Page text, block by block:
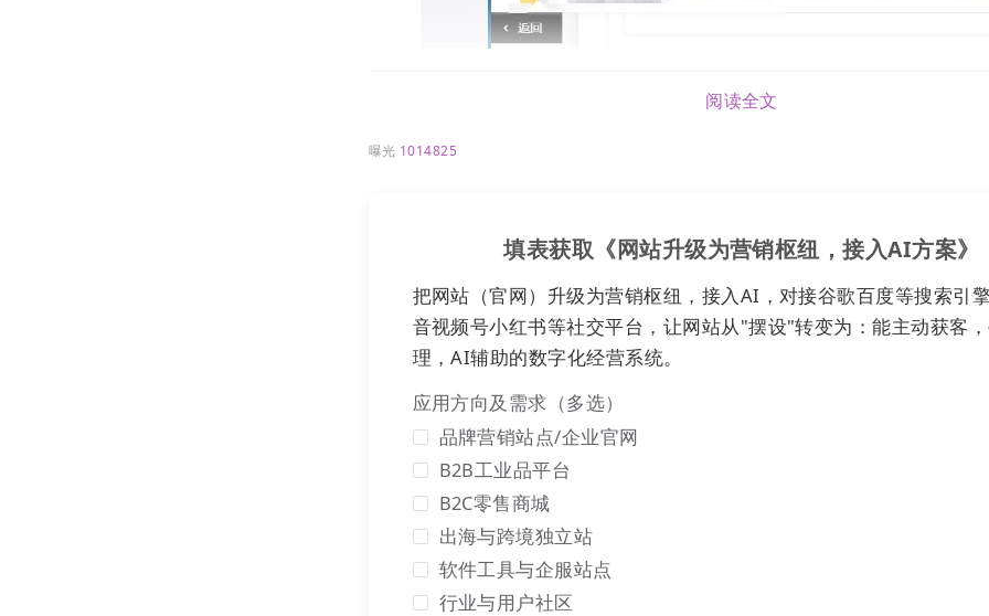
阅读全文
曝光 1014825
填表获取《网站升级为营销枢纽，接入AI方案》
把网站（官网）升级为营销枢纽，接入AI，对接谷歌百度等搜索引
音视频号小红书等社交平台，让网站从"摆设"转变为：能主动获客
理，AI辅助的数字化经营系统。
应用方向及需求（多选）
品牌营销站点/企业官网
B2B工业品平台
B2C零售商城
出海与跨境独立站
软件工具与企服站点
行业与用户社区